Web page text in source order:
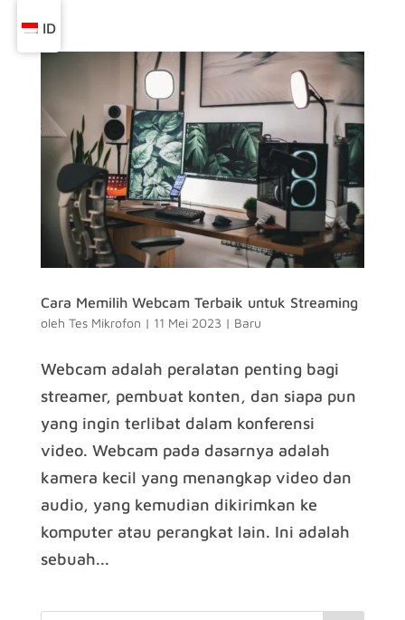
Cara Memilih Webcam Terbaik untuk Streaming
oleh Tes Mikrofon | 11 Mei 2023 | Baru
Webcam adalah peralatan penting bagi
streamer, pembuat konten, dan siapa pun
yang ingin terlibat dalam konferensi
video. Webcam pada dasarnya adalah
kamera kecil yang menangkap video dan
audio, yang kemudian dikirimkan ke
komputer atau perangkat lain. Ini adalah
sebuah...
ID